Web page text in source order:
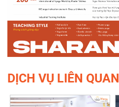
DỊCH VỤ LIÊN QUAN